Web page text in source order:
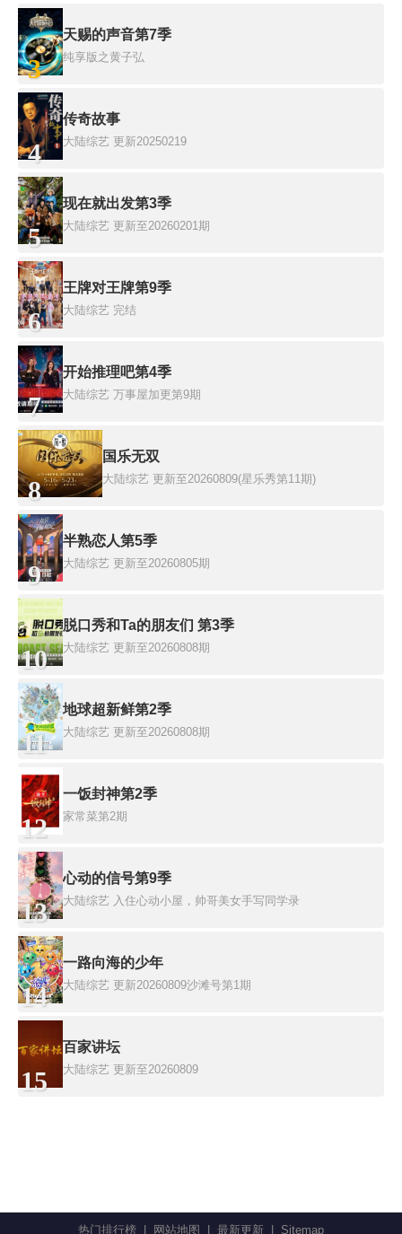
3
天赐的声音第7季
纯享版之黄子弘
4
传奇故事
大陆综艺 更新20250219
5
现在就出发第3季
大陆综艺 更新至20260201期
6
王牌对王牌第9季
大陆综艺 完结
7
开始推理吧第4季
大陆综艺 万事屋加更第9期
8
国乐无双
大陆综艺 更新至20260809(星乐秀第11期)
9
半熟恋人第5季
大陆综艺 更新至20260805期
10
脱口秀和Ta的朋友们 第3季
大陆综艺 更新至20260808期
11
地球超新鲜第2季
大陆综艺 更新至20260808期
12
一饭封神第2季
家常菜第2期
13
心动的信号第9季
大陆综艺 入住心动小屋，帅哥美女手写同学录
14
一路向海的少年
大陆综艺 更新20260809沙滩号第1期
15
百家讲坛
大陆综艺 更新至20260809
热门排行榜 网站地图 最新更新 Sitemap